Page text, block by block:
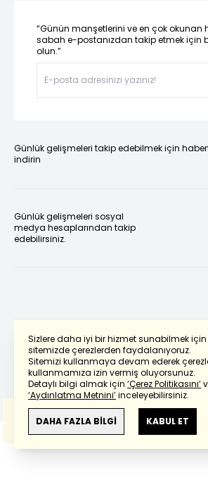
Sizlere daha iyi bir hizmet sunabilmek için
sitemizde çerezlerden faydalanıyoruz.
Sitemizi kullanmaya devam ederek
kullanmamıza izin vermiş oluyorsunuz.
Detaylı bilgi almak için ‘Çerez Politikasını’
‘Aydınlatma Metnini’inceleyebilirsiniz.
DAHA FAZLA BİLGİ KABUL ET
“Günün manşetlerini ve en çok okunan
sabah e-postanızdan takip etmek için
olun.”
Günlük gelişmeleri takip edebilmek için
indirin
Günlük gelişmeleri sosyal
medya hesaplarından takip
edebilirsiniz.
Powered by Translate
Bu çevirideGoogle Transletekullanılmıştır.
Anlam ve çeviri hatalarından
sorumlu değildir.